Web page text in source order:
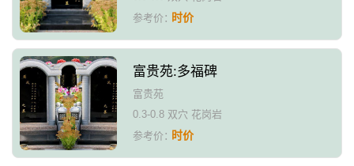
参考价：时价
富贵苑:多福碑
富贵苑
0.3-0.8 双穴 花岗岩
参考价：时价